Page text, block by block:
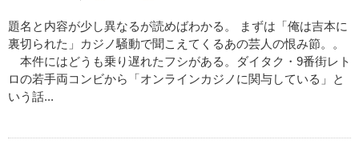
題名と内容が少し異なるが読めばわかる。 まずは「俺は吉本に
裏切られた」カジノ騒動で聞こえてくるあの芸人の恨み節。。
本件にはどうも乗り遅れたフシがある。ダイタク・9番街レト
ロの若手両コンビから「オンラインカジノに関与している」と
いう話...